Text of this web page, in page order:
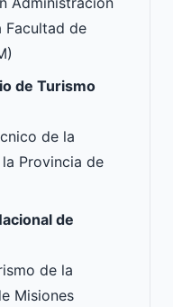
Facultad de
de Turismo
de la
Provincia de
de
de la
Misiones